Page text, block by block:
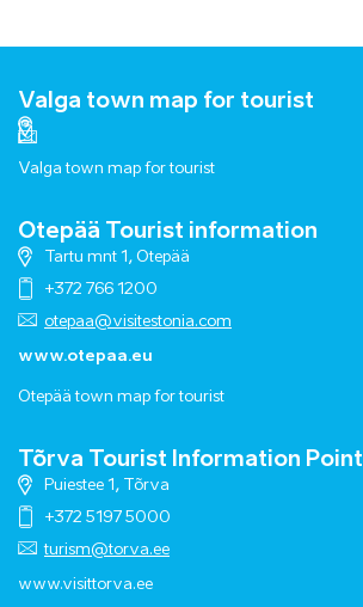
Valga town map for tourist
Valga town map for tourist
Otepää Tourist information
Tartu mnt 1, Otepää
+372 766 1200
otepaa@visitestonia.com
www.otepaa.eu
Otepää town map for tourist
Tõrva Tourist Information Point
Puiestee 1, Tõrva
+372 5197 5000
turism@torva.ee
www.visittorva.ee